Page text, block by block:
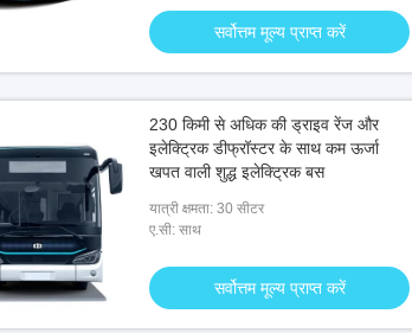
सर्वोत्तम मूल्य प्राप्त करें
230 किमी से अधिक की ड्राइव रेंज और
इलेक्ट्रिक डीफ्रॉस्टर के साथ कम ऊर्जा
खपत वाली शुद्ध इलेक्ट्रिक बस
यात्री क्षमता: 30 सीटर
ए.सी: साथ
सर्वोत्तम मूल्य प्राप्त करें